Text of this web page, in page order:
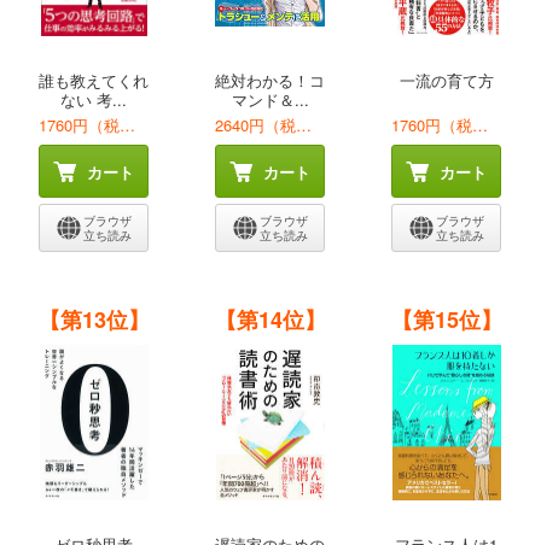
誰も教えてくれ
ない 考...
1760円（税込）
カート
ブラウザ
立ち読み
絶対わかる！コ
マンド＆...
2640円（税込）
カート
ブラウザ
立ち読み
一流の育て方
1760円（税込）
カート
ブラウザ
立ち読み
【第13位】 【第14位】 【第15位】